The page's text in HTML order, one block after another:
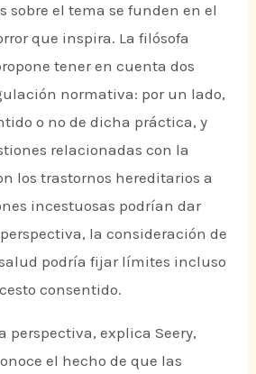
sobre el tema se funden en el
que inspira. La filósofa
tener en cuenta dos
normativa: por un lado,
o no de dicha práctica, y
relacionadas con la
los trastornos hereditarios a
incestuosas podrían dar
la consideración de
podría fijar límites incluso
consentido.
perspectiva, explica Seery,
el hecho de que las